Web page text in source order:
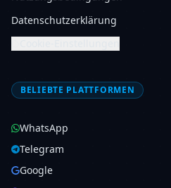
Datenschutzerklärung
BELIEBTE PLATTFORMEN
WhatsApp
Telegram
Google